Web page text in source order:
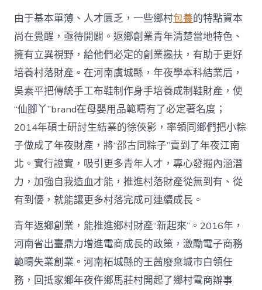
中
由于基本單薄、人才匱乏，一些鄉村包養的特點資本
尚在覺醒，亟待開闢。返鄉創業青年清楚當地特色、
擁有立異視野，給他們必定的創業攙扶，有助于更好
培養村落財產。在河南虞城縣，年夜學本科結業后，
吳素平把傳統手工布鞋制作身手培養成制鞋財產，使
“仙腳丫”brand在母嬰用品範疇有了必定著名度；
2014年碩士研討生結業的徐俠影，率領同鄉們把小粽
子做成了年夜財產，將“邵古同粽子”賣到了年夜江南
北。實行證實，吸引更多青年人才，專心發掘內涵潛
力，加強自我造血才能，推進村落財產從無到有、從
有到優，就能讓更多村落完成可連續成長。
青年返鄉創業，能推進鄉村財產“新起來”。2016年，
河南省出臺鼎力增進電商成長的政策，激勵電子商務
範疇失業創業。河南柘城縣的王茜廢棄城市白領任
務，回抵家鄉年夜仵鄉馬莊村開起了鄉村電商辦事